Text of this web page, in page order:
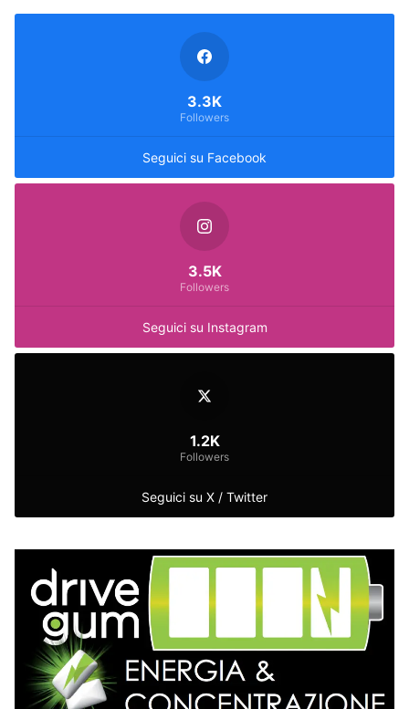
Seguici su Facebook
3.3K
Followers
Seguici su Instagram
3.5K
Followers
Seguici su X / Twitter
1.2K
Followers